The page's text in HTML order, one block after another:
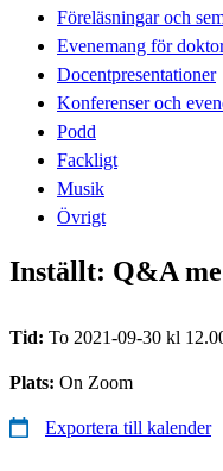
Föreläsningar och
Evenemang för
Docentpresentationer
Konferenser och
Podd
Fackligt
Musik
Övrigt
Inställt: Q&A
Tid: To 2021-09-30 kl
Plats: On Zoom
Exportera till kalender